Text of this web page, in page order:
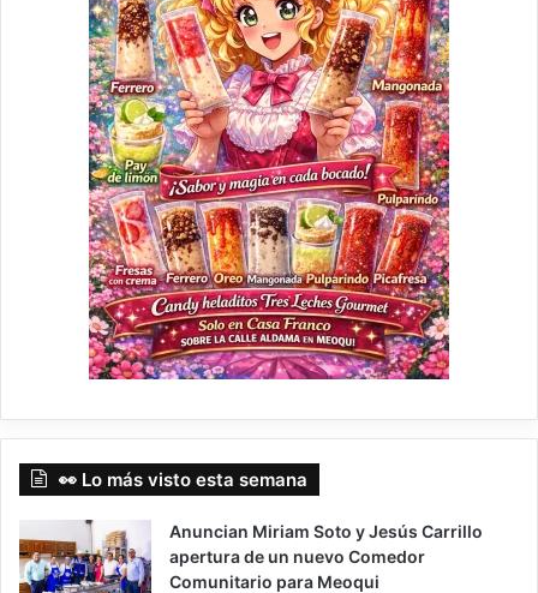
👀 Lo más visto esta semana
Anuncian Miriam Soto y Jesús Carrillo
apertura de un nuevo Comedor
Comunitario para Meoqui